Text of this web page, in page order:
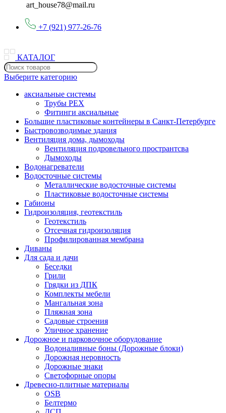
art_house78@mail.ru
+7 (921) 977-26-76
КАТАЛОГ
Выберите категорию
аксиальные системы
Трубы PEX
Фитинги аксиальные
Большие пластиковые контейнеры в Санкт-Петербурге
Быстровозводимые здания
Вентиляция дома, дымоходы
Вентиляция подровельного пространтсва
Дымоходы
Водонагреватели
Водосточные системы
Металлические водосточные системы
Пластиковые водосточные системы
Габионы
Гидроизоляция, геотекстиль
Геотекстиль
Отсечная гидроизоляция
Профилированная мембрана
Диваны
Для сада и дачи
Беседки
Грили
Грядки из ДПК
Комплекты мебели
Мангальная зона
Пляжная зона
Садовые строения
Уличное хранение
Дорожное и парковочное оборудование
Водоналивные боны (Дорожные блоки)
Дорожная неровность
Дорожные знаки
Светофорные опоры
Древесно-плитные материалы
OSB
Белтермо